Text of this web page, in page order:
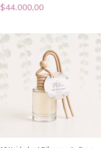
$44.000,00